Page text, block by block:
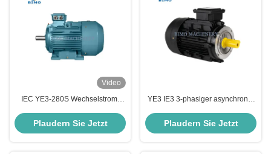
Video
IEC YE3-280S Wechselstrom-
Dreiphasige Wechselstrom-
Plaudern Sie Jetzt
YE3 IE3 3-phasiger asynchroner
Wechselstrommotor IP55 IP54
Plaudern Sie Jetzt